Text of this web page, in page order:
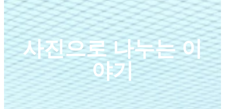
사진으로 나누는 이
야기